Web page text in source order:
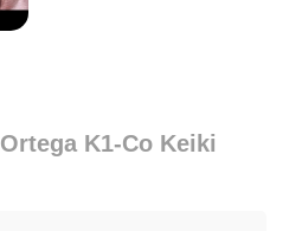
Ortega K1-Co Keiki